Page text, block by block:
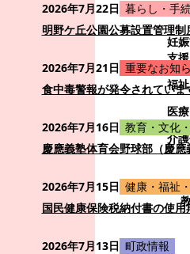
妊
支援
福祉
医
介
2026年7月22日 暮らし・手
明野ケ丘公園公募設置管理制
2026年7月21日 重要なお知
食中毒警報が発令されていま
2026年7月16日 教育・文化
慶應義塾体育会野球部（慶
2026年7月15日 健康・福祉
国民健康保険税納付書の使用
2026年7月13日 町政情報